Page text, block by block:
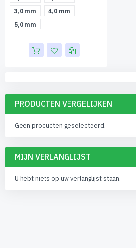
3,0 mm
4,0 mm
5,0 mm
PRODUCTEN VERGELIJKEN
Geen producten geselecteerd.
MIJN VERLANGLIJST
U hebt niets op uw verlanglijst staan.